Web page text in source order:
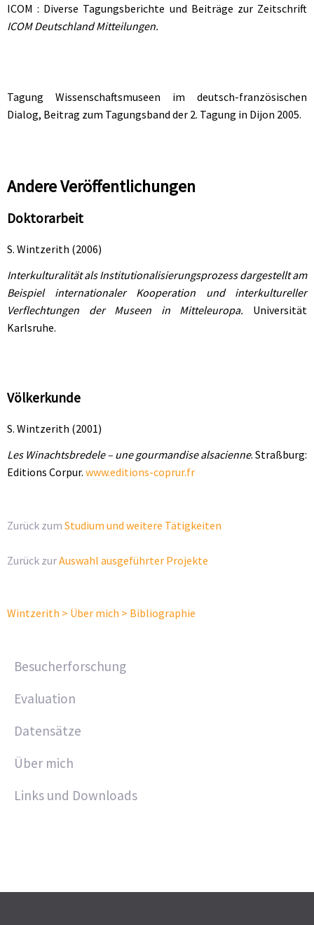
ICOM : Diverse Tagungsberichte und Beiträge zur Zeitschrift
ICOM Deutschland Mitteilungen.
Tagung Wissenschaftsmuseen im deutsch-französischen
Dialog, Beitrag zum Tagungsband der 2. Tagung in Dijon 2005.
Andere Veröffentlichungen
Doktorarbeit
S. Wintzerith (2006)
Interkulturalität als Institutionalisierungsprozess dargestellt am
Beispiel internationaler Kooperation und interkultureller
Verflechtungen der Museen in Mitteleuropa. Universität
Karlsruhe.
Völkerkunde
S. Wintzerith (2001)
Les Winachtsbredele – une gourmandise alsacienne. Straßburg:
Editions Corpur. www.editions-coprur.fr
Zurück zum Studium und weitere Tätigkeiten
Zurück zurAuswahl ausgeführter Projekte
Wintzerith > Über mich > Bibliographie
Besucherforschung
Evaluation
Datensätze
Über mich
Links und Downloads